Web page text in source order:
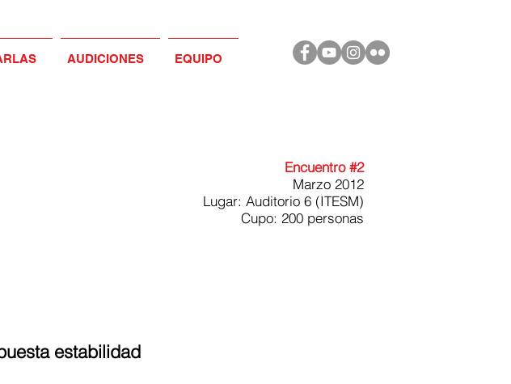
AUDICIONES EQUIPO
Encuentro #2
Marzo 2012
Lugar: Auditorio 6 (ITESM)
Cupo: 200 personas
estabilidad